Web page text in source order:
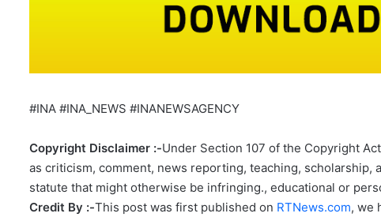
#INA #INA_NEWS #INANEWSAGENCY
Copyright Disclaimer :-Under Section 107 of the Copyright
as criticism, comment, news reporting, teaching, scholarship,
statute that might otherwise be infringing., educational or
Credit By :-This post was first published on RTNews.com, we